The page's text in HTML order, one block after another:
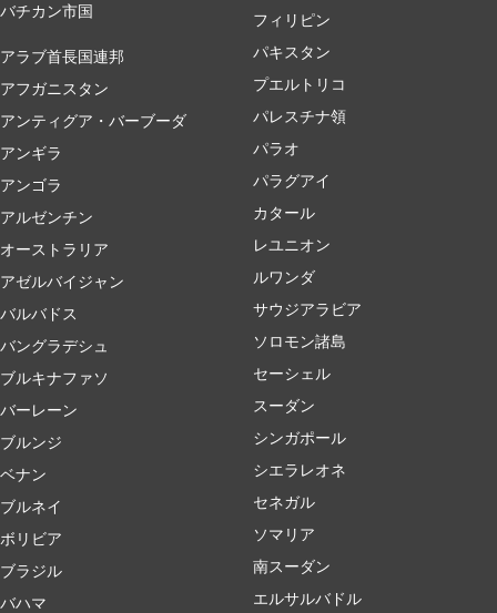
バチカン市国
アラブ首長国連邦
アフガニスタン
アンティグア・バーブーダ
アンギラ
アンゴラ
アルゼンチン
オーストラリア
アゼルバイジャン
バルバドス
バングラデシュ
ブルキナファソ
バーレーン
ブルンジ
ベナン
ブルネイ
ボリビア
ブラジル
バハマ
フィリピン
パキスタン
プエルトリコ
パレスチナ領
パラオ
パラグアイ
カタール
レユニオン
ルワンダ
サウジアラビア
ソロモン諸島
セーシェル
スーダン
シンガポール
シエラレオネ
セネガル
ソマリア
南スーダン
エルサルバドル